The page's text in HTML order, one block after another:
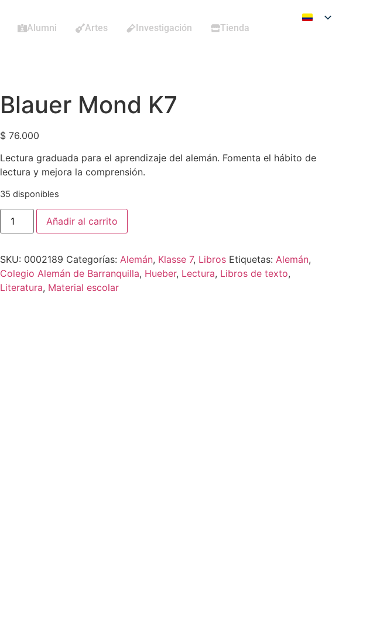
Alumni Artes Investigación Tienda
Blauer Mond K7
$76.000
Lectura graduada para el aprendizaje del alemán. Fomenta el hábito de
lectura y mejora la comprensión.
35 disponibles
Añadir al carrito
SKU: 0002189 Categorías: Alemán, Klasse 7, Libros Etiquetas: Alemán,
Colegio Alemán de Barranquilla, Hueber, Lectura, Libros de texto,
Literatura, Material escolar